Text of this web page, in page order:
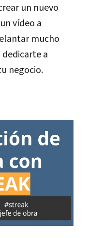
un nuevo
vídeo a
mucho
a
negocio.